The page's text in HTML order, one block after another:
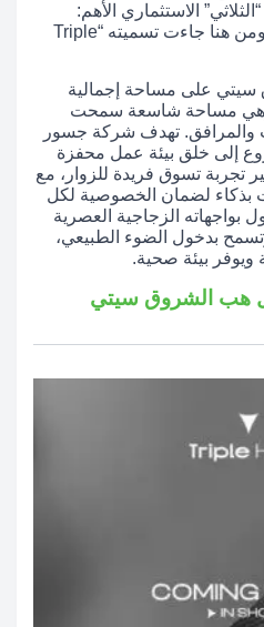
الاستثماري الأهم:
التجاري، والإداري، والطبي، ومن هنا جاءت تسميته “Triple
سيتي على مساحة إجمالية
مربع، وهي مساحة شاسعة سمحت
والمرافق. تهدف شركة جسور
إلى خلق بيئة عمل محفزة
تجربة تسوق فريدة للزوار، مع
بذكاء لضمان الخصوصية لكل
بواجهاته الزجاجية العصرية
بدخول الضوء الطبيعي،
ويوفر بيئة صحية.
هب الشروق سيتي